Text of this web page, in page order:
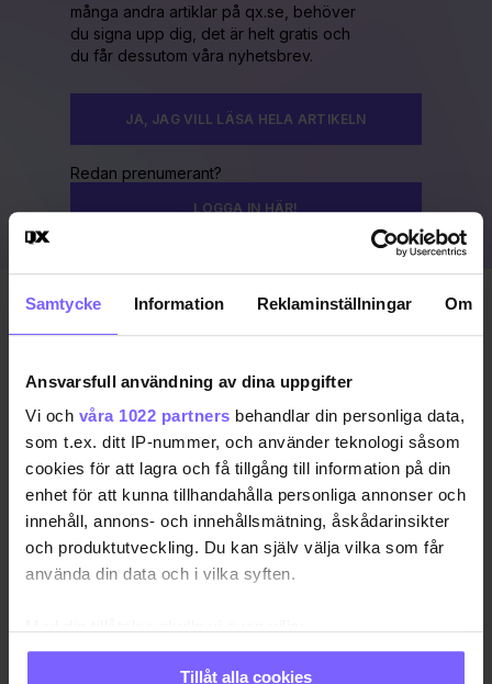
Samtycke Information Reklaminställningar Om
Ansvarsfull användning av dina uppgifter
Vi och våra 1022 partners behandlar din personliga data,
som t.ex. ditt IP-nummer, och använder teknologi såsom
cookies för att lagra och få tillgång till information på din
enhet för att kunna tillhandahålla personliga annonser och
innehåll, annons- och innehållsmätning, åskådarinsikter
och produktutveckling. Du kan själv välja vilka som får
använda din data och i vilka syften.
Samla in information om din geografiska plats
Tillåt alla cookies
många andra artiklar på qx.se, behöver
du signa upp dig, det är helt gratis och
du får dessutom våra nyhetsbrev.
JA, JAG VILL LÄSA HELA ARTIKELN
Redan prenumerant?
LOGGA IN HÄR!
Uppdaterad 2024-03-15
KÖPENHAMN PRIDE PRIDE 2023
DELA DEN HÄR ARTIKELN